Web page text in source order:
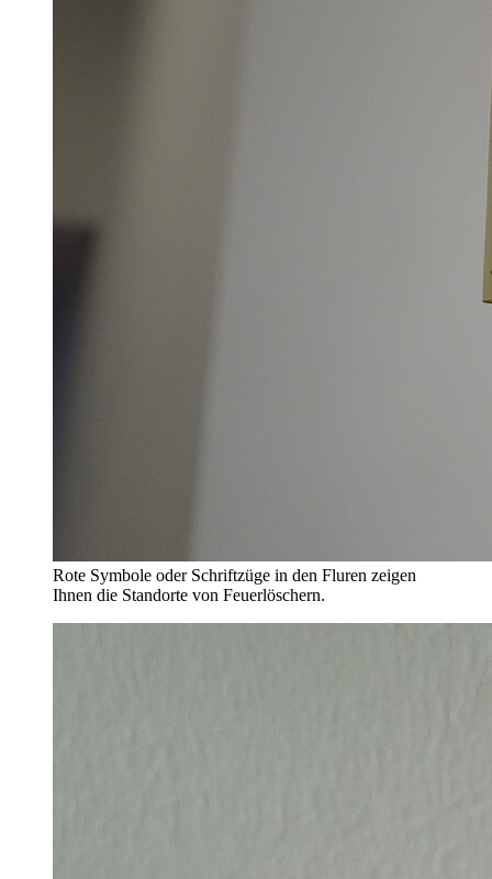
Rote Symbole oder Schriftzüge in den Fluren zeigen
Ihnen die Standorte von Feuerlöschern.